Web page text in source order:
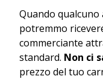
Quando qualcuno
potremmo
commerciante
standard. Non ci
prezzo del tuo